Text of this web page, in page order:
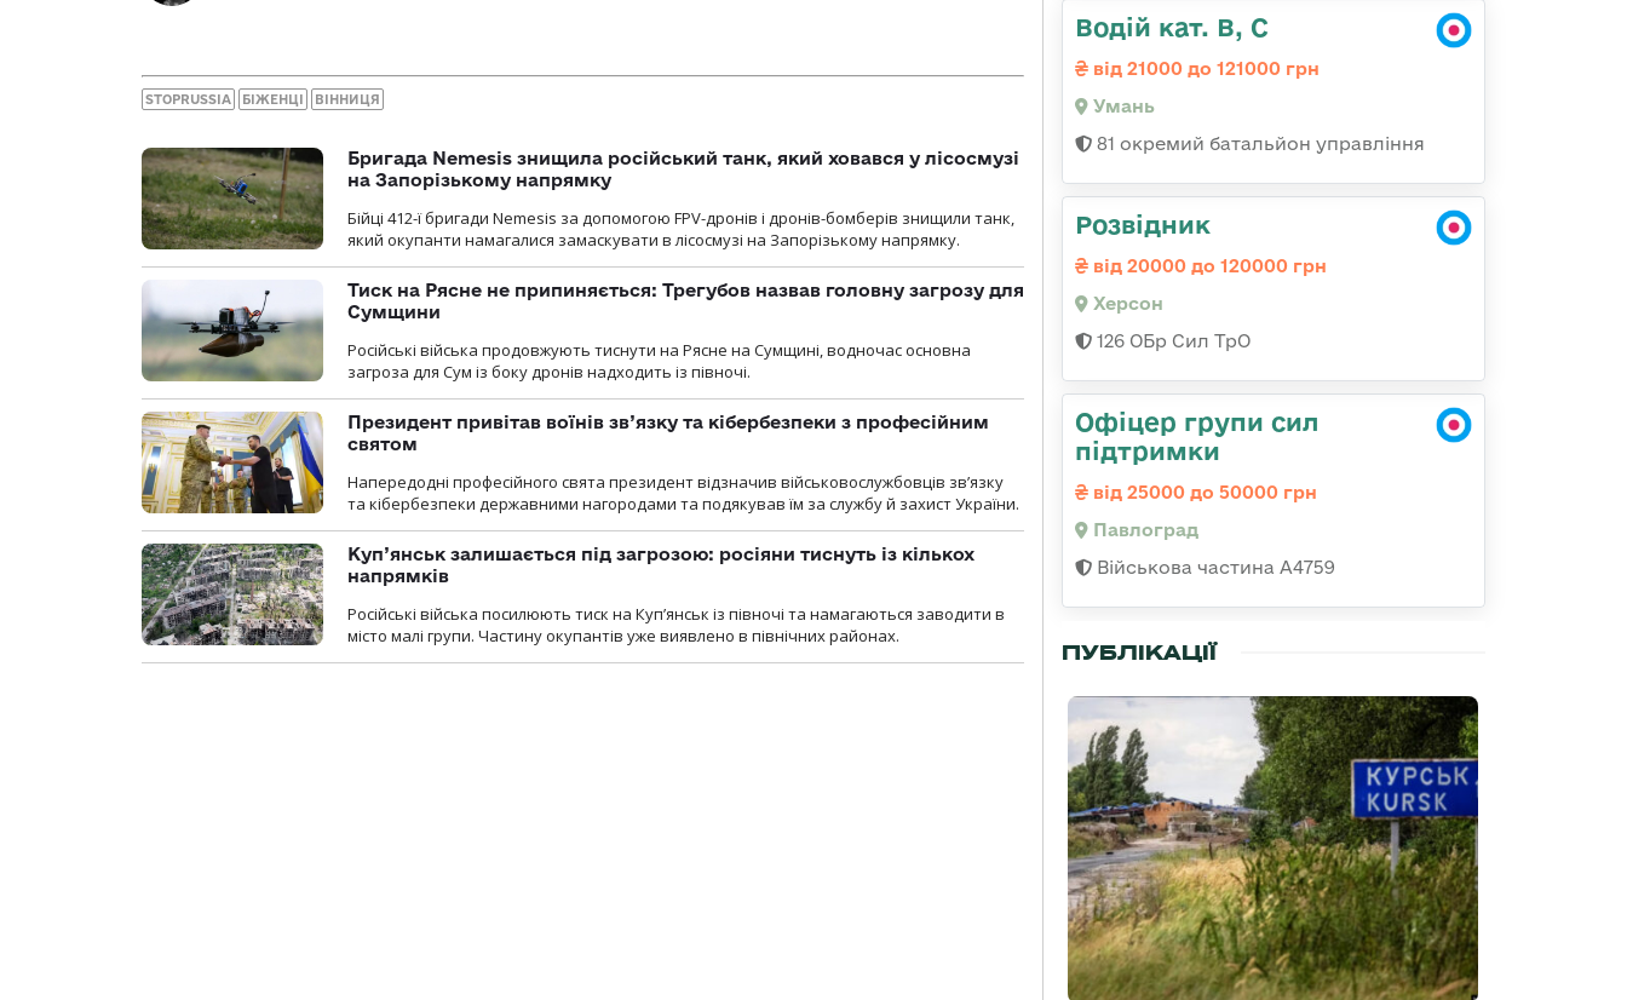
STOPRUSSIA БІЖЕНЦІ ВІННИЦЯ
Бригада Nemesis знищила російський танк, який ховався у лісосмузі
на Запорізькому напрямку
Бійці 412-ї бригади Nemesis за допомогою FPV-дронів і дронів-бомберів знищили танк,
який окупанти намагалися замаскувати в лісосмузі на Запорізькому напрямку.
Тиск на Рясне не припиняється: Трегубов назвав головну загрозу для
Сумщини
Російські війська продовжують тиснути на Рясне на Сумщині, водночас основна
загроза для Сум із боку дронів надходить із півночі.
Президент привітав воїнів зв’язку та кібербезпеки з професійним
святом
Напередодні професійного свята президент відзначив військовослужбовців зв’язку
та кібербезпеки державними нагородами та подякував їм за службу й захист України.
Куп’янськ залишається під загрозою: росіяни тиснуть із кількох
напрямків
Російські війська посилюють тиск на Куп’янськ із півночі та намагаються заводити в
місто малі групи. Частину окупантів уже виявлено в північних районах.
Водій кат. В, С
від 21000 до 121000 грн
Умань
81 окремий батальйон управління
Розвідник
від 20000 до 120000 грн
Херсон
126 ОБр Сил ТрО
Офіцер групи сил
підтримки
від 25000 до 50000 грн
Павлоград
Військова частина А4759
ПУБЛІКАЦІЇ